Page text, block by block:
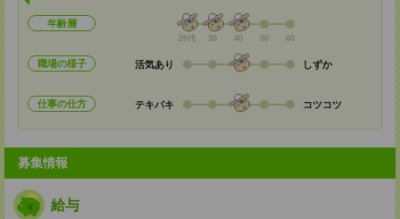
年齢層
20代 30 40 50 60
職場の様子 活気あり しずか
仕事の仕方 テキパキ コツコツ
募集情報
給与